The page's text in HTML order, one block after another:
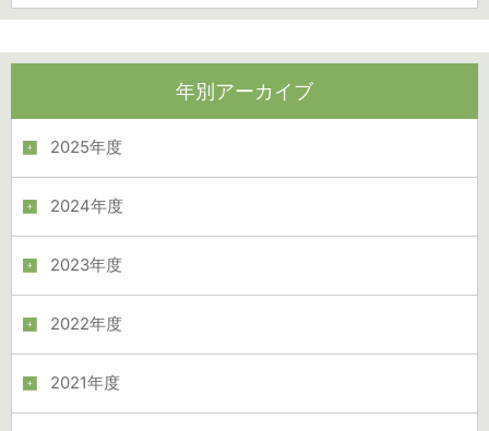
年別アーカイブ
2025年度
2024年度
2023年度
2022年度
2021年度